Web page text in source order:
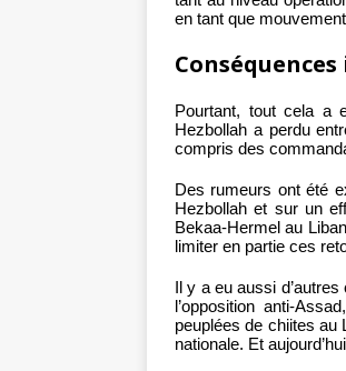
en tant que
Pourtant, tout cela a
Hezbollah a perdu
compris des
Des rumeurs ont été
Hezbollah et sur un
Bekaa-Hermel au
limiter en partie ces
Il y a eu aussi
l’opposition anti-
peuplées de chiites au
nationale. Et